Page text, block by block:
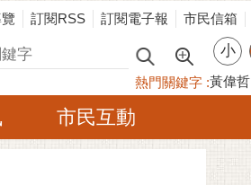
訂閱RSS 訂閱電子報 市民信箱
小
熱門關鍵字 黃偉哲
市民互動